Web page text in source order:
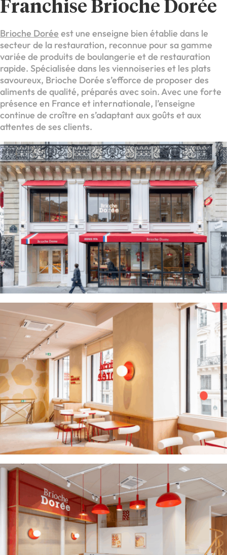
Franchise Brioche Dorée
Brioche Dorée est une enseigne bien établie dans le
secteur de la restauration, reconnue pour sa gamme
variée de produits de boulangerie et de restauration
rapide. Spécialisée dans les viennoiseries et les plats
savoureux, Brioche Dorée s’efforce de proposer des
aliments de qualité, préparés avec soin. Avec une forte
présence en France et internationale, l’enseigne
continue de croître en s’adaptant aux goûts et aux
attentes de ses clients.